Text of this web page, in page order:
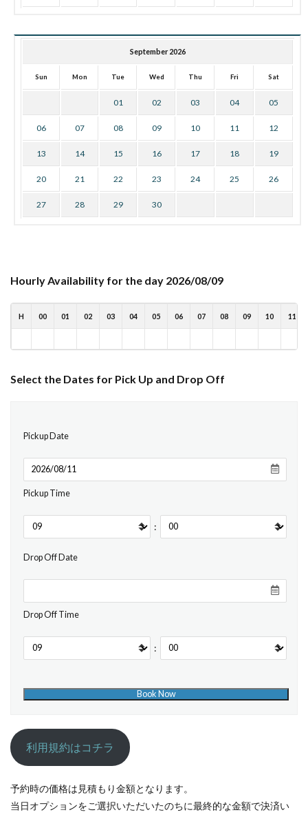
September 2026
Sun Mon Tue Wed Thu Fri Sat
01 02 03 04 05
06 07 08 09 10 11 12
13 14 15 16 17 18 19
20 21 22 23 24 25 26
27 28 29 30
Hourly Availability for the day 2026/08/09
H 00 01 02 03 04 05 06 07 08 09 10 11
Select the Dates for Pick Up and Drop Off
Pickup Date
Pickup Time
:
Drop Off Date
Drop Off Time
:
利用規約はコチラ
予約時の価格は見積もり金額となります。
当日オプションをご選択いただいたのちに最終的な金額で決済い